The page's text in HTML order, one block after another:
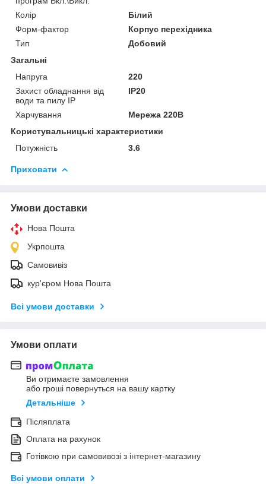
Колір
Білий
Форм-фактор
Корпус перехідника
Тип
Добовий
Загальні
Напруга
220
Захист обладнання від
води та пилу IP
IP20
Харчування
Мережа 220В
Користувальницькі характеристики
Потужність
3.6
Приховати
Умови доставки
Нова Пошта
Укрпошта
Самовивіз
кур'єром Нова Пошта
Всі умови доставки
Умови оплати
Ви отримаєте замовлення
або гроші повернуться на вашу картку
Детальніше
Післяплата
Оплата на рахунок
Готівкою при самовивозі з інтернет-магазину
Всі умови оплати